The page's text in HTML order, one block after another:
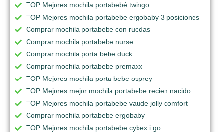
TOP Mejores mochila portabebé twingo
TOP Mejores mochila portabebe ergobaby 3 posiciones
Comprar mochila portabebe con ruedas
Comprar mochila portabebe nurse
Comprar mochila porta bebe duck
Comprar mochila portabebe premaxx
TOP Mejores mochila porta bebe osprey
TOP Mejores mejor mochila portabebe recien nacido
TOP Mejores mochila portabebe vaude jolly comfort
Comprar mochila portabebe ergobaby
TOP Mejores mochila portabebe cybex i.go